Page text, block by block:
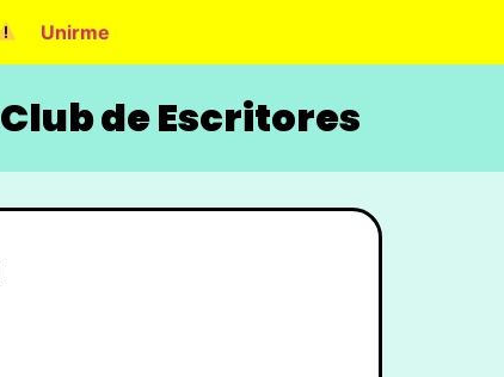
Unirme
Club de Escritores